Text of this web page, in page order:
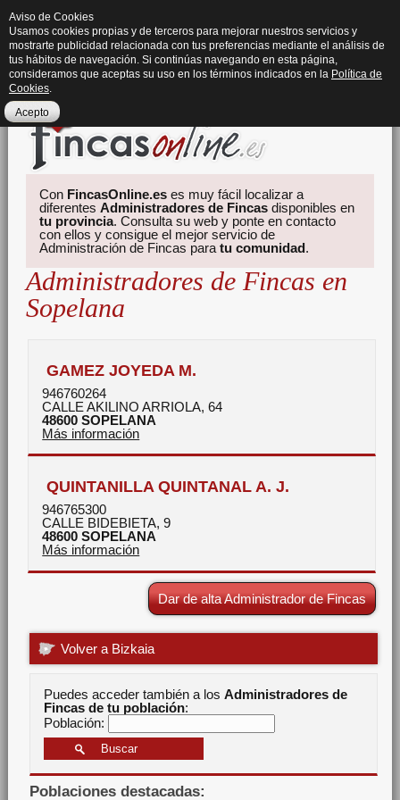
Con FincasOnline.es es muy fácil localizar a
diferentesAdministradores de Fincas disponibles en
tu provincia. Consulta su web y ponte en contacto
con ellos y consigue el mejor servicio de
Administración de Fincas paratu comunidad.
Administradores de Fincas en
Sopelana
GAMEZ JOYEDA M.
946760264
CALLE AKILINO ARRIOLA, 64
48600 SOPELANA
Más información
QUINTANILLA QUINTANAL A. J.
946765300
CALLE BIDEBIETA, 9
48600 SOPELANA
Más información
Dar de alta Administrador de Fincas
Volver a Bizkaia
Puedes acceder también a losAdministradores de
Fincas de tu población:
Población:
Poblaciones destacadas:
Aviso de Cookies
Usamos cookies propias y de terceros para mejorar nuestros servicios y
mostrarte publicidad relacionada con tus preferencias mediante el análisis de
tus hábitos de navegación. Si continúas navegando en esta página,
consideramos que aceptas su uso en los términos indicados en la Política de
Cookies.
Acepto